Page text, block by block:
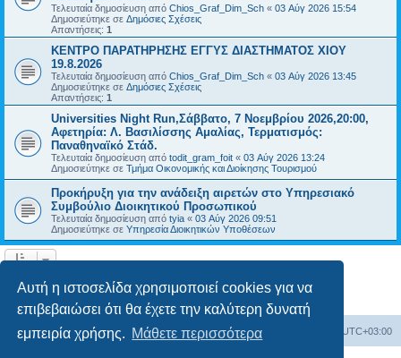
Αυτή η ιστοσελίδα χρησιμοποιεί cookies για να
επιβεβαιώσει ότι θα έχετε την καλύτερη δυνατή
εμπειρία χρήσης. Μάθετε περισσότερα
Τελευταία δημοσίευση από Chios_Graf_Dim_Sch « 03 Αύγ 2026 15:54
Δημοσιεύτηκε σε Δημόσιες Σχέσεις
Απαντήσεις: 1
ΚΕΝΤΡΟ ΠΑΡΑΤΗΡΗΣΗΣ ΕΓΓΥΣ ΔΙΑΣΤΗΜΑΤΟΣ ΧΙΟΥ
19.8.2026
Τελευταία δημοσίευση από Chios_Graf_Dim_Sch « 03 Αύγ 2026 13:45
Δημοσιεύτηκε σε Δημόσιες Σχέσεις
Απαντήσεις: 1
Universities Night Run,Σάββατο, 7 Νοεμβρίου 2026,20:00,
Αφετηρία: Λ. Βασιλίσσης Αμαλίας, Τερματισμός:
Παναθηναϊκό Στάδ.
Τελευταία δημοσίευση από todit_gram_foit « 03 Αύγ 2026 13:24
Δημοσιεύτηκε σε Τμήμα Οικονομικής και Διοίκησης Τουρισμού
Προκήρυξη για την ανάδειξη αιρετών στο Υπηρεσιακό
Συμβούλιο Διοικητικού Προσωπικού
Τελευταία δημοσίευση από tyia « 03 Αύγ 2026 09:51
Δημοσιεύτηκε σε Υπηρεσία Διοικητικών Υποθέσεων
Board Όλοι οι χρόνοι είναι UTC+03:00
Διαγραφή cookies